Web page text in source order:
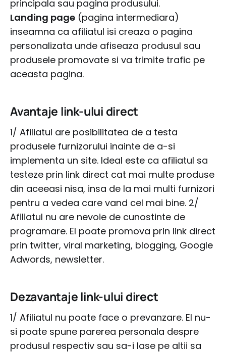
principala sau pagina produsului.
Landing page (pagina intermediara)
inseamna ca afiliatul isi creaza o pagina
personalizata unde afiseaza produsul sau
produsele promovate si va trimite trafic pe
aceasta pagina.
Avantaje link-ului direct
1/ Afiliatul are posibilitatea de a testa
produsele furnizorului inainte de a-si
implementa un site. Ideal este ca afiliatul sa
testeze prin link direct cat mai multe produse
din aceeasi nisa, insa de la mai multi furnizori
pentru a vedea care vand cel mai bine. 2/
Afiliatul nu are nevoie de cunostinte de
programare. El poate promova prin link direct
prin twitter, viral marketing, blogging, Google
Adwords, newsletter.
Dezavantaje link-ului direct
1/ Afiliatul nu poate face o prevanzare. El nu-
si poate spune parerea personala despre
produsul respectiv sau sa-i lase pe altii sa